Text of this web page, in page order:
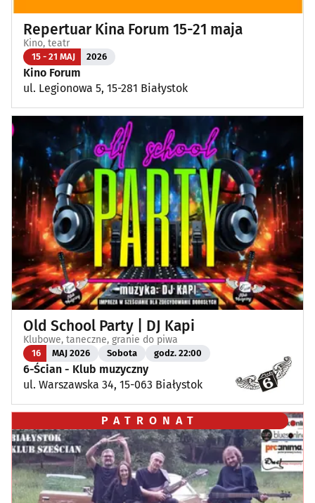
Repertuar Kina Forum 15-21 maja
Kino, teatr
15 - 21 MAJ 2026
Kino Forum
ul. Legionowa 5, 15-281 Białystok
Old School Party | DJ Kapi
Klubowe, taneczne, granie do piwa
16 MAJ 2026 Sobota godz. 22:00
6-Ścian - Klub muzyczny
ul. Warszawska 34, 15-063 Białystok
PATRONAT